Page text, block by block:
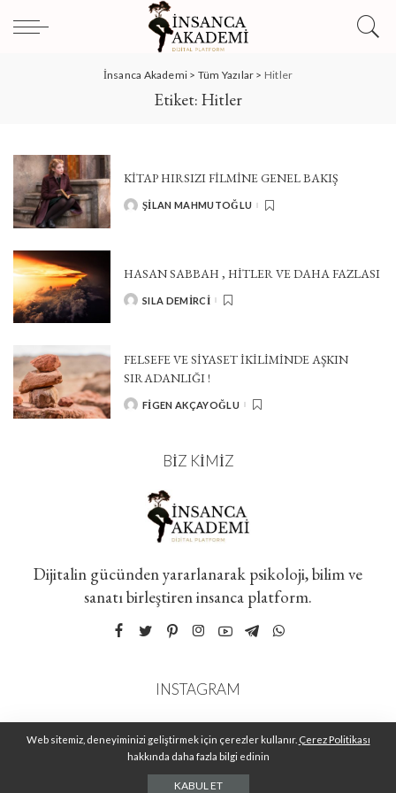
İnsanca Akademi > Tüm Yazılar > Hitler
Etiket: Hitler
KİTAP HIRSIZI FİLMİNE GENEL BAKIŞ
POSTED
ŞILAN MAHMUTOĞLU
HASAN SABBAH , HITLER VE DAHA FAZLASI
POSTEDSILA DEMIRCI
FELSEFE VE SIYASET İKILIMINDE AŞKIN
SIRADANLIĞI !
POSTED
FIGEN AKÇAYOĞLU
BIZ KIMIZ
Dijitalin gücünden yararlanarak psikoloji, bilim ve
sanatı birleştiren insanca platform.
INSTAGRAM
Web sitemiz, deneyiminizi geliştirmek için çerezler kullanır. Çerez Politikası
hakkında daha fazla bilgi edinin
KABUL ET